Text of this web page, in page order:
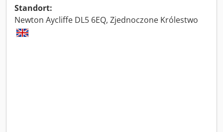
Standort:
Newton Aycliffe DL5 6EQ, Zjednoczone Królestwo